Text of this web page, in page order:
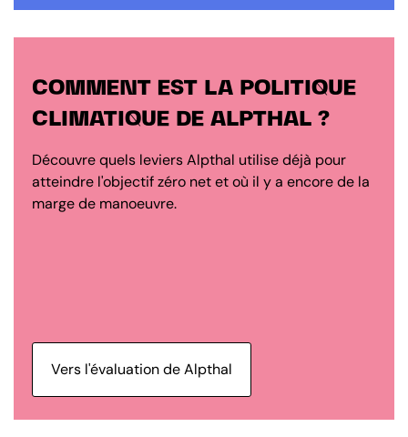
COMMENT EST LA POLITIQUE
CLIMATIQUE DE ALPTHAL ?
Découvre quels leviers Alpthal utilise déjà pour
atteindre l'objectif zéro net et où il y a encore de la
marge de manoeuvre.
Vers l'évaluation de Alpthal